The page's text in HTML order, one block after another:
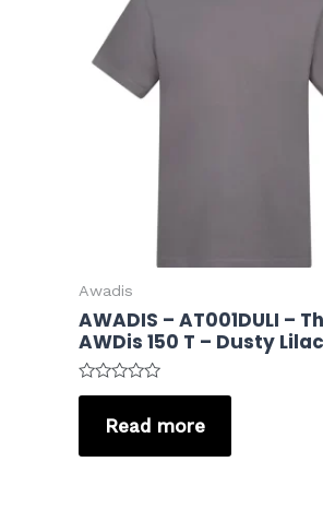
Awadis
AWADIS – AT001DULI –
AWDis 150 T – Dusty Lilac
Rated
5
Read more